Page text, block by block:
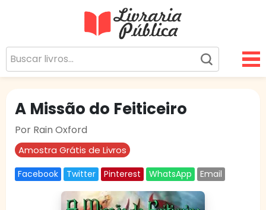
Sua Biblioteca Virtual Gratuita
A Missão do Feiticeiro
Por Rain Oxford
Amostra Grátis de Livros
Facebook Twitter Pinterest WhatsApp Email